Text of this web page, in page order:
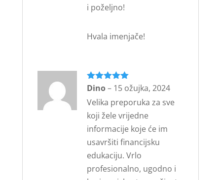
i poželjno!
Hvala imenjače!
Ocijenjeno 5
Dino– 15 ožujka, 2024
Velika preporuka za sve
koji žele vrijedne
informacije koje će im
usavršiti financijsku
edukaciju. Vrlo
profesionalno, ugodno i